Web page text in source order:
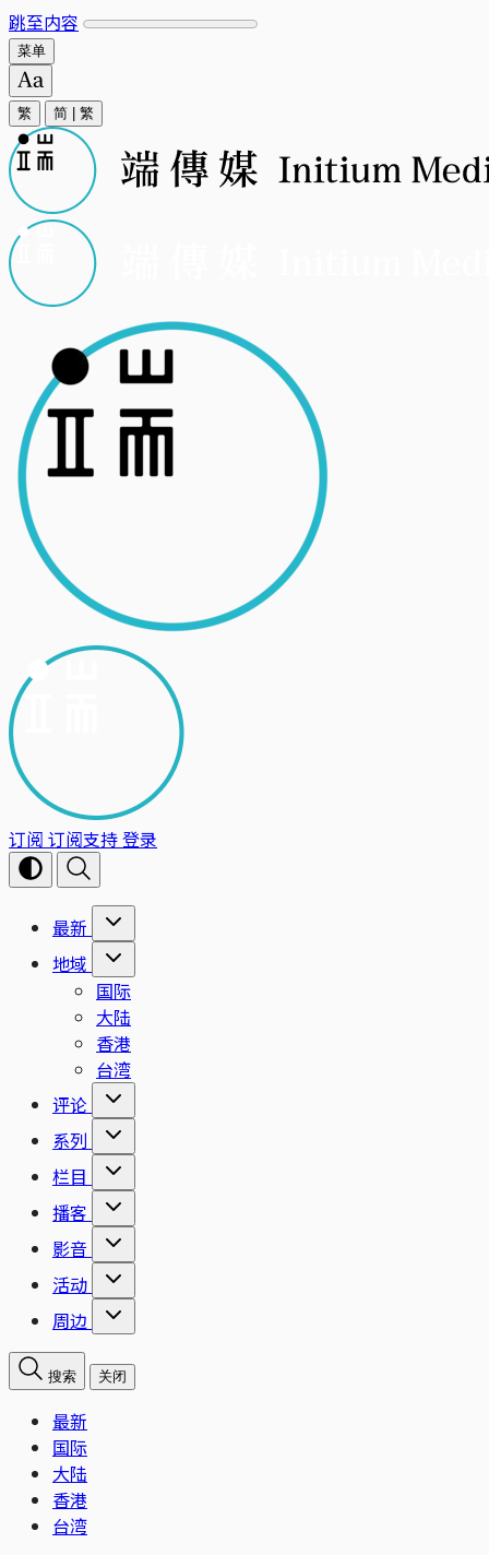
跳至内容
菜单
繁 简 繁
订阅 订阅支持登录
最新
地域
国际
大陆
香港
台湾
评论
系列
栏目
播客
影音
活动
周边
搜索 关闭
最新
国际
大陆
香港
台湾